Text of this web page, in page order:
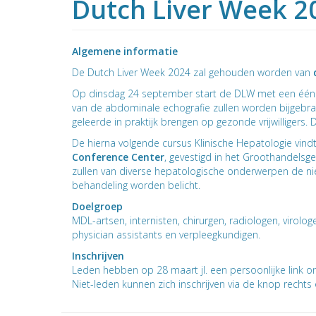
Dutch Liver Week
Algemene informatie
De Dutch Liver Week 2024 zal gehouden worden van
Op dinsdag 24 september start de DLW met een
van de abdominale echografie zullen worden
geleerde in praktijk brengen op gezonde
De hierna volgende cursus Klinische Hepatologie
Conference Center, gevestigd in het
zullen van diverse hepatologische onderwerpen de
behandeling worden belicht.
Doelgroep
MDL-artsen, internisten, chirurgen, radiologen,
physician assistants en verpleegkundigen.
Inschrijven
Leden hebben op 28 maart jl. een persoonlijke link
Niet-leden kunnen zich inschrijven via de knop